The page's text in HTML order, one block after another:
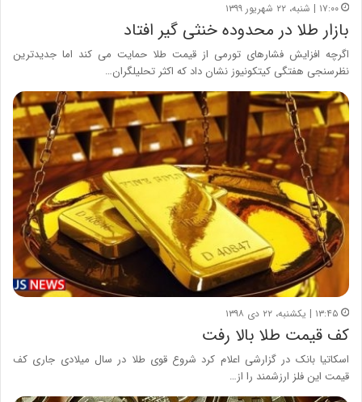
۱۷:۰۰ | شنبه، ۲۲ شهریور ۱۳۹۹
بازار طلا در محدوده خنثی گیر افتاد
اگرچه افزایش فشارهای تورمی از قیمت طلا حمایت می کند اما جدیدترین
نظرسنجی هفتگی کیتکونیوز نشان داد که اکثر تحلیلگران…
۱۳:۴۵ | یکشنبه، ۲۲ دی ۱۳۹۸
کف قیمت طلا بالا رفت
اسکاتیا بانک در گزارشی اعلام کرد شروع قوی طلا در سال میلادی جاری کف
قیمت این فلز ارزشمند را از…